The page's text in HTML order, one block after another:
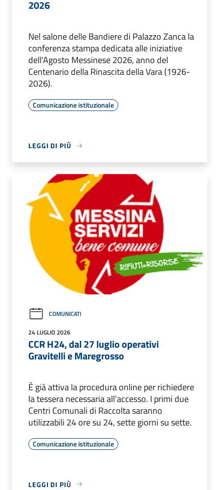
2026
Nel salone delle Bandiere di Palazzo Zanca la
conferenza stampa dedicata alle iniziative
dell'Agosto Messinese 2026, anno del
Centenario della Rinascita della Vara (1926-
2026).
Comunicazione istituzionale
LEGGI DI PIÙ
COMUNICATI
24 LUGLIO 2026
CCR H24, dal 27 luglio operativi
Gravitelli e Maregrosso
È già attiva la procedura online per richiedere
la tessera necessaria all’accesso. I primi due
Centri Comunali di Raccolta saranno
utilizzabili 24 ore su 24, sette giorni su sette.
Comunicazione istituzionale
LEGGI DI PIÙ